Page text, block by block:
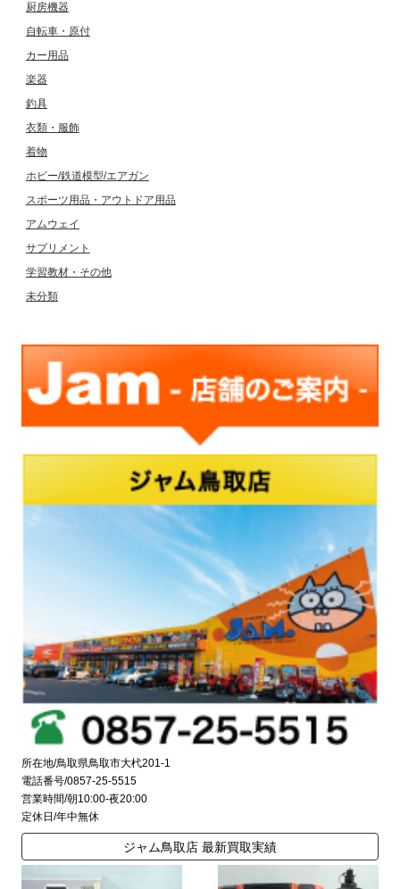
厨房機器
自転車・原付
カー用品
楽器
釣具
衣類・服飾
着物
ホビー/鉄道模型/エアガン
スポーツ用品・アウトドア用品
アムウェイ
サプリメント
学習教材・その他
未分類
所在地/鳥取県鳥取市大杙201-1
電話番号/0857-25-5515
営業時間/朝10:00-夜20:00
定休日/年中無休
ジャム鳥取店 最新買取実績